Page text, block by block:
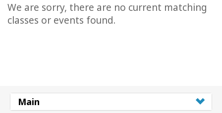
More
We are sorry, there are no current matching
classes or events found.
Main